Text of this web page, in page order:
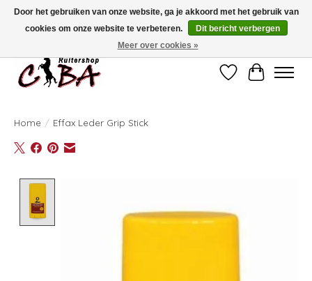
Bij vragen kan u ons contacteren op het nummer 011/60.67.34 ofciba@skynet.be
Ambachtstraat 22 A, 3530 Helchteren
Verlanglijst
Home / Effax Leder Grip Stick
Door het gebruiken van onze website, ga je akkoord met het gebruik van
cookies om onze website te verbeteren.
Dit bericht verbergen
Meer over cookies »